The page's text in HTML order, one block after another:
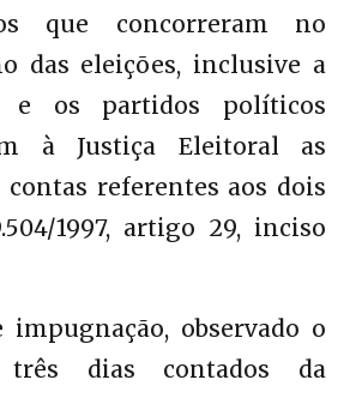
que concorreram no
das eleições, inclusive a
e os partidos políticos
à Justiça Eleitoral as
contas referentes aos dois
1997, artigo 29, inciso
impugnação, observado o
dias contados da